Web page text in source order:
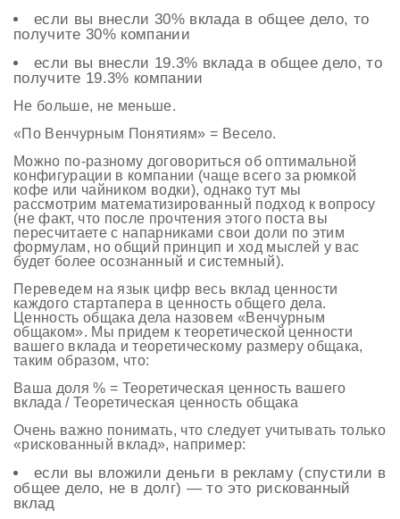
если вы внесли 30% вклада в общее дело, то
получите 30% компании
если вы внесли 19.3% вклада в общее дело, то
получите 19.3% компании
Не больше, не меньше.
«По Венчурным Понятиям» = Весело.
Можно по-разному договориться об оптимальной
конфигурации в компании (чаще всего за рюмкой
кофе или чайником водки), однако тут мы
рассмотрим математизированный подход к вопросу
(не факт, что после прочтения этого поста вы
пересчитаете с напарниками свои доли по этим
формулам, но общий принцип и ход мыслей у вас
будет более осознанный и системный).
Переведем на язык цифр весь вклад ценности
каждого стартапера в ценность общего дела.
Ценность общака дела назовем «Венчурным
общаком». Мы придем к теоретической ценности
вашего вклада и теоретическому размеру общака,
таким образом, что:
Ваша доля % = Теоретическая ценность вашего
вклада / Теоретическая ценность общака
Очень важно понимать, что следует учитывать только
«рискованный вклад», например:
если вы вложили деньги в рекламу (спустили в
общее дело, не в долг) — то это рискованный
вклад